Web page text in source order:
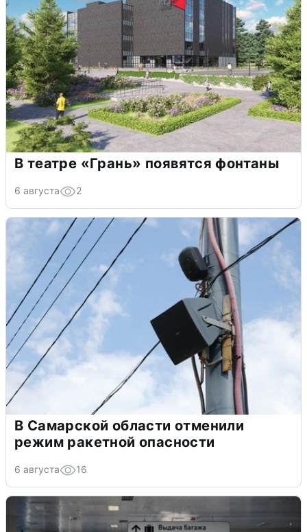
В театре «Грань» появятся фонтаны
6 августа 2
В Самарской области отменили
режим ракетной опасности
6 августа 16